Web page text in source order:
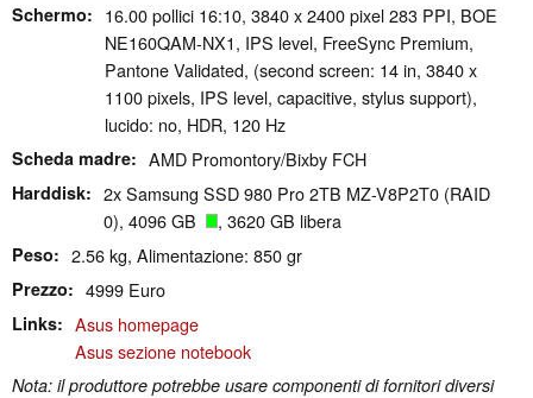
Schermo
16.00 pollici 16:10, 3840 x 2400 pixel 283 PPI, BOE
NE160QAM-NX1, IPS level, FreeSync Premium,
Pantone Validated, (second screen: 14 in, 3840 x
1100 pixels, IPS level, capacitive, stylus support),
lucido: no, HDR, 120 Hz
Scheda madre AMD Promontory/Bixby FCH
Harddisk
2x Samsung SSD 980 Pro 2TB MZ-V8P2T0 (RAID
0), 4096 GB
, 3620 GB libera
Peso 2.56 kg, Alimentazione: 850 gr
Prezzo 4999 Euro
Links
Asus homepage
Asus sezione notebook
Nota: il produttore potrebbe usare componenti di fornitori diversi